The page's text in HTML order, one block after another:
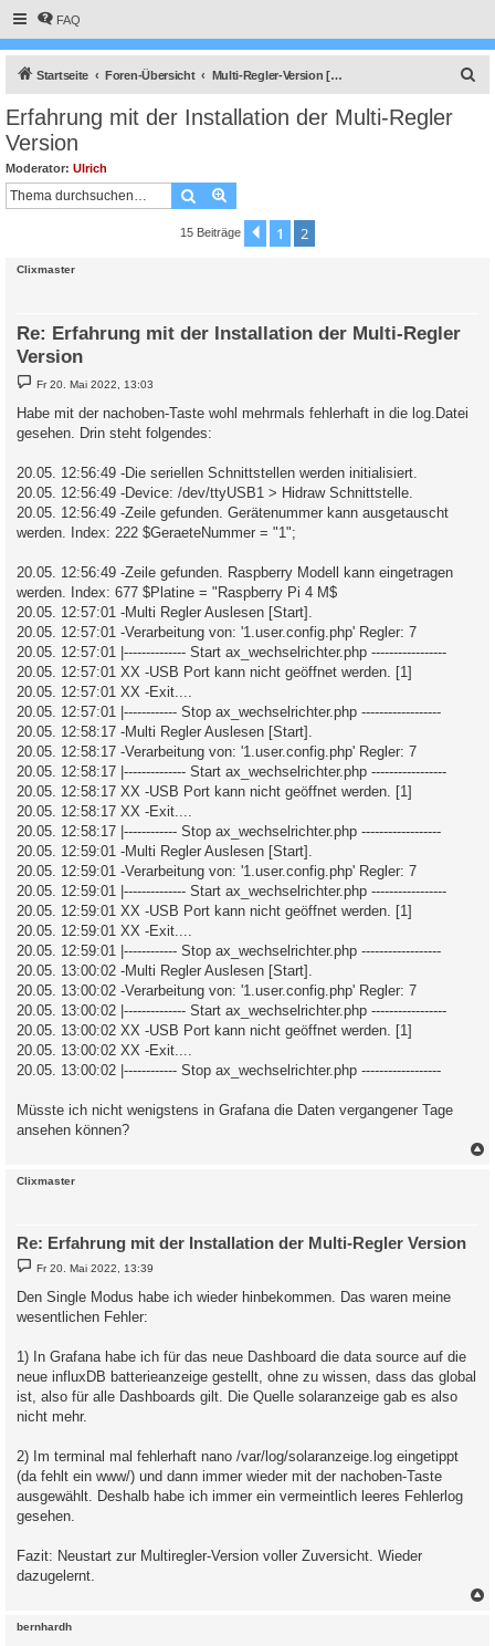
FAQ
Startseite Foren-Übersicht Multi-Regler-Version [ bis zu 6 Geräten an einem Raspberry Pi ]
Erfahrung mit der Installation der Multi-Regler
Version
Moderator: Ulrich
Suche
15 Beiträge Vorherige
1 2
Clixmaster
Re: Erfahrung mit der Installation der Multi-Regler
Version
B
e
i
t
r
Fr 20. Mai 2022, 13:03
Habe mit der nachoben-Taste wohl mehrmals fehlerhaft in die log.Datei
gesehen. Drin steht folgendes:
20.05. 12:56:49 -Die seriellen Schnittstellen werden initialisiert.
20.05. 12:56:49 -Device: /dev/ttyUSB1 > Hidraw Schnittstelle.
20.05. 12:56:49 -Zeile gefunden. Gerätenummer kann ausgetauscht
werden. Index: 222 $GeraeteNummer = "1";
20.05. 12:56:49 -Zeile gefunden. Raspberry Modell kann eingetragen
werden. Index: 677 $Platine = "Raspberry Pi 4 M$
20.05. 12:57:01 -Multi Regler Auslesen [Start].
20.05. 12:57:01 -Verarbeitung von: '1.user.config.php' Regler: 7
20.05. 12:57:01 |-------------- Start ax_wechselrichter.php -----------------
20.05. 12:57:01 XX -USB Port kann nicht geöffnet werden. [1]
20.05. 12:57:01 XX -Exit....
20.05. 12:57:01 |------------ Stop ax_wechselrichter.php ------------------
20.05. 12:58:17 -Multi Regler Auslesen [Start].
20.05. 12:58:17 -Verarbeitung von: '1.user.config.php' Regler: 7
20.05. 12:58:17 |-------------- Start ax_wechselrichter.php -----------------
20.05. 12:58:17 XX -USB Port kann nicht geöffnet werden. [1]
20.05. 12:58:17 XX -Exit....
20.05. 12:58:17 |------------ Stop ax_wechselrichter.php ------------------
20.05. 12:59:01 -Multi Regler Auslesen [Start].
20.05. 12:59:01 -Verarbeitung von: '1.user.config.php' Regler: 7
20.05. 12:59:01 |-------------- Start ax_wechselrichter.php -----------------
20.05. 12:59:01 XX -USB Port kann nicht geöffnet werden. [1]
20.05. 12:59:01 XX -Exit....
20.05. 12:59:01 |------------ Stop ax_wechselrichter.php ------------------
20.05. 13:00:02 -Multi Regler Auslesen [Start].
20.05. 13:00:02 -Verarbeitung von: '1.user.config.php' Regler: 7
20.05. 13:00:02 |-------------- Start ax_wechselrichter.php -----------------
20.05. 13:00:02 XX -USB Port kann nicht geöffnet werden. [1]
20.05. 13:00:02 XX -Exit....
20.05. 13:00:02 |------------ Stop ax_wechselrichter.php ------------------
Müsste ich nicht wenigstens in Grafana die Daten vergangener Tage
ansehen können?
Clixmaster
Re: Erfahrung mit der Installation der Multi-Regler Version
B
e
t
r
Fr 20. Mai 2022, 13:39
Den Single Modus habe ich wieder hinbekommen. Das waren meine
wesentlichen Fehler:
1) In Grafana habe ich für das neue Dashboard die data source auf die
neue influxDB batterieanzeige gestellt, ohne zu wissen, dass das global
ist, also für alle Dashboards gilt. Die Quelle solaranzeige gab es also
nicht mehr.
2) Im terminal mal fehlerhaft nano /var/log/solaranzeige.log eingetippt
(da fehlt ein www/) und dann immer wieder mit der nachoben-Taste
ausgewählt. Deshalb habe ich immer ein vermeintlich leeres Fehlerlog
gesehen.
Fazit: Neustart zur Multiregler-Version voller Zuversicht. Wieder
dazugelernt.
bernhardh